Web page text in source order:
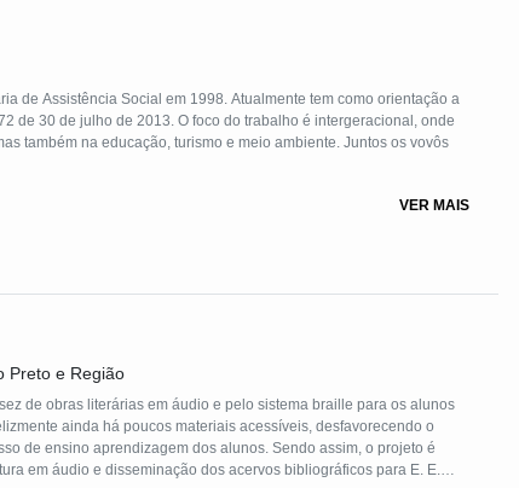
de Assistência Social em 1998. Atualmente tem como orientação a
de 30 de julho de 2013. O foco do trabalho é intergeracional, onde
também na educação, turismo e meio ambiente. Juntos os vovôs
Futuro. Através da interação no Presente, eles conseguem recriar
VER MAIS
Preto e Região
sistema braille para os alunos
ainda há poucos materiais acessíveis, desfavorecendo o
de ensino aprendizagem dos alunos. Sendo assim, o projeto é
em áudio e disseminação dos acervos bibliográficos para E. E.